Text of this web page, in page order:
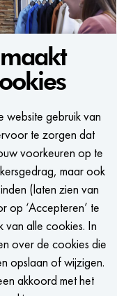
website gebruik van
te zorgen dat
voorkeuren op te
maar ook
(laten zien van
op ‘Accepteren’ te
van alle cookies. In
over de cookies die
opslaan of wijzigen.
akkoord met het
KEEP
is?